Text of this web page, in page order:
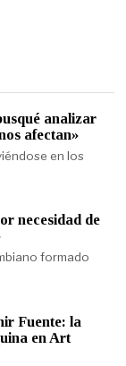
analizar
afectan»
en los
necesidad de
formado
Fuente: la
en Art